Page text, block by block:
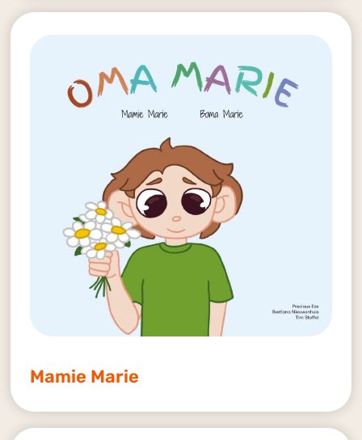
Mamie Marie